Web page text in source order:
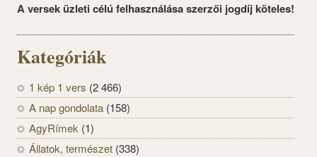
A versek üzleti célú felhasználása szerzői jogdíj köteles!
Kategóriák
1 kép 1 vers (2 466)
A nap gondolata (158)
AgyRímek (1)
Állatok, természet (338)